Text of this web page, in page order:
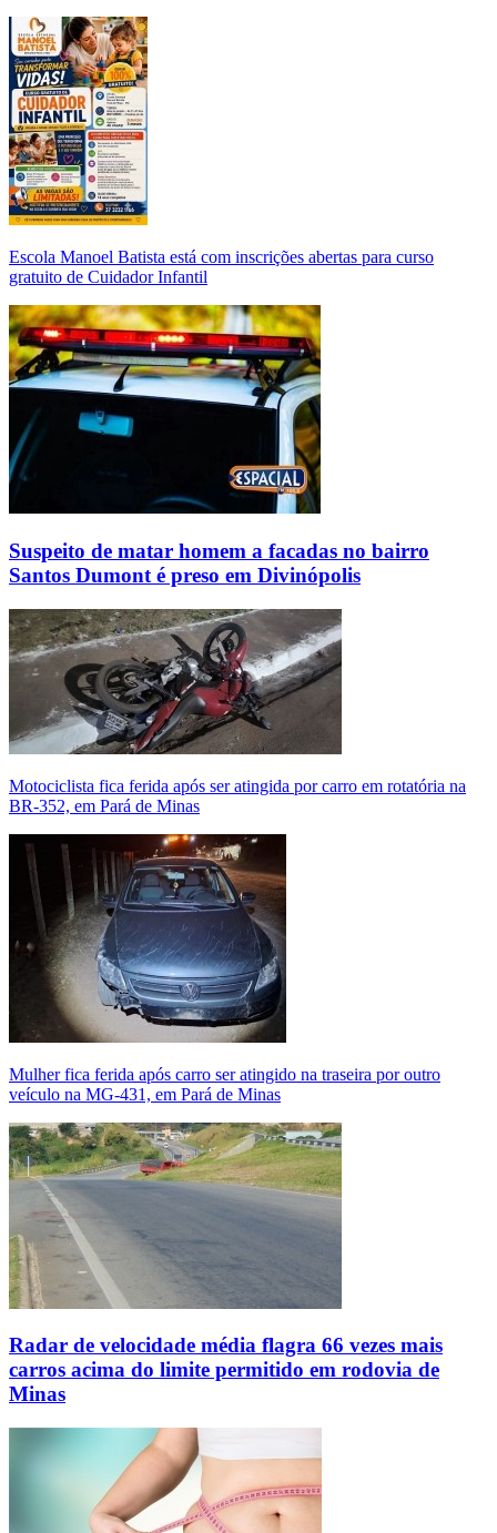
Escola Manoel Batista está com inscrições abertas para curso
gratuito de Cuidador Infantil
Suspeito de matar homem a facadas no bairro
Santos Dumont é preso em Divinópolis
Motociclista fica ferida após ser atingida por carro em rotatória na
BR-352, em Pará de Minas
Mulher fica ferida após carro ser atingido na traseira por outro
veículo na MG-431, em Pará de Minas
Radar de velocidade média flagra 66 vezes mais
carros acima do limite permitido em rodovia de
Minas